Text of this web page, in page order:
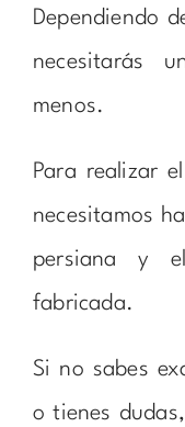
Dependiendo
necesitarás
menos.
Para realizar
necesitamos
persiana y
fabricada.
Si no sabes
o tienes